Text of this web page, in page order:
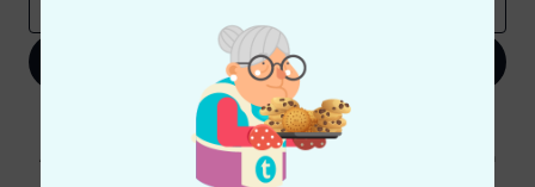
Jetzt anmelden
Mit Klick auf „Jetzt anmelden“ stimmen Sie dem Erhalt von E-Mail-
Werbung und einer Messung des E-Mail-Nutzungsverhaltens zu. Die
Abmeldung ist jederzeit möglich. Weitere Informationen finden Sie in
unseren
Datenschutzhinweisen